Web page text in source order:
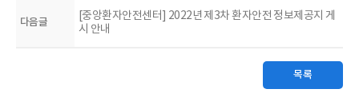
다음글
[중앙환자안전센터] 2022년 제3차 환자안전 정보제공지 게
시 안내
목록